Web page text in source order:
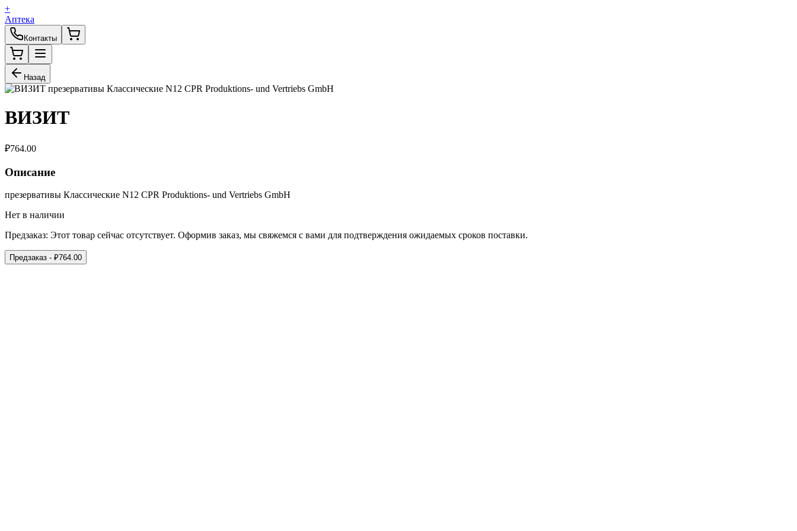
+
Аптека
Контакты
Назад
ВИЗИТ
₽764.00
Описание
презервативы Классические N12 CPR Produktions- und Vertriebs GmbH
Нет в наличии
Предзаказ: Этот товар сейчас отсутствует. Оформив заказ, мы свяжемся с вами для подтверждения ожидаемых сроков поставки.
Предзаказ - ₽764.00